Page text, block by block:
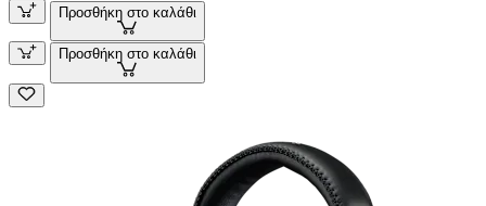
Προσθήκη στο καλάθι
Προσθήκη στο καλάθι